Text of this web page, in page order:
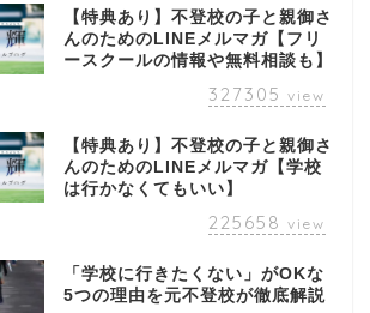
【特典あり】不登校の子と親御さ
んのためのLINEメルマガ【フリ
ースクールの情報や無料相談も】
327305 view
【特典あり】不登校の子と親御さ
んのためのLINEメルマガ【学校
は行かなくてもいい】
225658 view
「学校に行きたくない」がOKな
5つの理由を元不登校が徹底解説